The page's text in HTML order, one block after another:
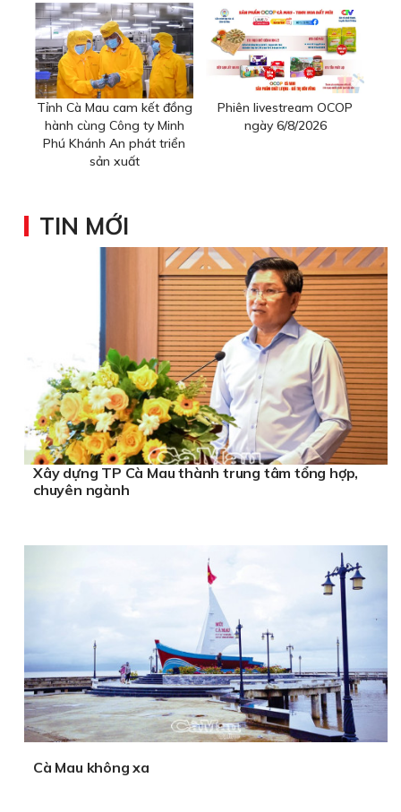
Tỉnh Cà Mau cam kết đồng
hành cùng Công ty Minh
Phú Khánh An phát triển
sản xuất
Phiên livestream OCOP
ngày 6/8/2026
TIN MỚI
Xây dựng TP Cà Mau thành trung tâm tổng hợp,
chuyên ngành
Cà Mau không xa